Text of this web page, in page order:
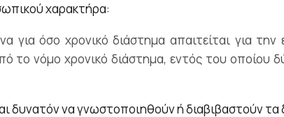
χαρακτήρα:
για όσο χρονικό διάστημα απαιτείται για
το νόμο χρονικό διάστημα, εντός του οποίου
δυνατόν να γνωστοποιηθούν ή διαβιβαστούν